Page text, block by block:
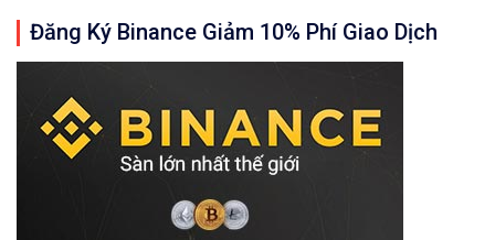
Đăng Ký Binance Giảm 10% Phí Giao Dịch